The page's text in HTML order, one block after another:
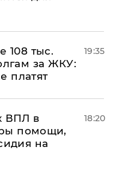
108 тыс.
за ЖКУ:
платят
19:35
ВПЛ в
помощи,
на
18:20